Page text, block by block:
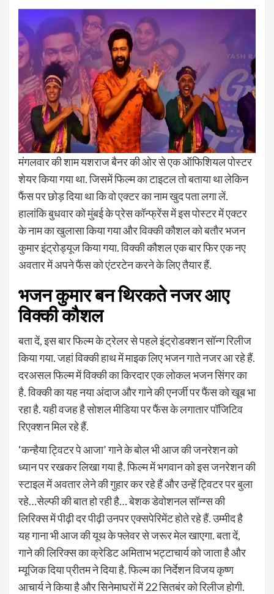
मंगलवार की शाम यशराज बैनर की ओर से एक ऑफिश‍ियल पोस्टर
शेयर किया गया था. जिसमें फिल्म का टाइटल तो बताया था लेकिन
फैंस पर छोड़ दिया था कि वो एक्टर का नाम खुद पता लगा लें.
हालांकि बुधवार को मुंबई के प्रेस कॉन्फ्रेंस में इस पोस्टर में एक्टर
के नाम का खुलासा किया गया और विक्की कौशल को बतौर भजन
कुमार इंट्रोड्यूज किया गया. विक्की कौशल एक बार फिर एक नए
अवतार में अपने फैंस को एंटरटेन करने के लिए तैयार हैं.
भजन कुमार बन थिरकते नजर आए
विक्की कौशल
बता दें, इस बार फिल्म के ट्रेलर से पहले इंट्रोडक्शन सॉन्ग रिलीज
किया गया. जहां विक्की हाथ में माइक लिए भजन गाते नजर आ रहे हैं.
दरअसल फिल्म में विक्की का किरदार एक लोकल भजन सिंगर का
है. विक्की का यह नया अंदाज और गाने की एनर्जी पर फैंस को खूब भा
रहा है. यही वजह है सोशल मीडिया पर फैंस के लगातार पॉजिटिव
रिएक्शन मिल रहे हैं.
‘कन्हैया ट्विटर पे आजा’ गाने के बोल भी आज की जनरेशन को
ध्यान पर रखकर लिखा गया है. फिल्म में भगवान को इस जनरेशन की
स्टाइल में अवतार लेने की गुहार कर रहे हैं और उन्हें ट्विटर पर बुला
रहे…सेल्फी की बात हो रही है… बेशक डेवोशनल सॉन्ग्स की
लिरिक्स में पीढ़ी दर पीढ़ी उनपर एक्सपेरिमेंट होते रहे हैं. उम्मीद है
यह गाना भी आज की यूथ के फ्लेवर से जरूर मेल खाएगा. बता दें,
गाने की लिरिक्स का क्रेडिट अमिताभ भट्टाचार्य को जाता है और
म्यूजिक दिया प्रीतम ने दिया है. फिल्म का निर्देशन विजय कृष्ण
आचार्य ने किया है और सिनेमाघरों में 22 सितबंर को रिलीज होगी.